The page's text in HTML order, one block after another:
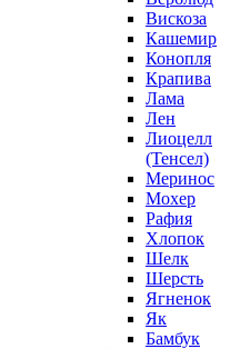
Вискоза
Кашемир
Конопля
Крапива
Лама
Лен
Лиоцелл
(Тенсел)
Меринос
Мохер
Рафия
Хлопок
Шелк
Шерсть
Ягненок
Як
Бамбук